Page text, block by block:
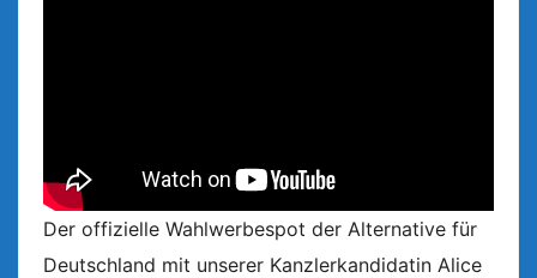
Der offizielle Wahlwerbespot der Alternative für
Deutschland mit unserer Kanzlerkandidatin Alice